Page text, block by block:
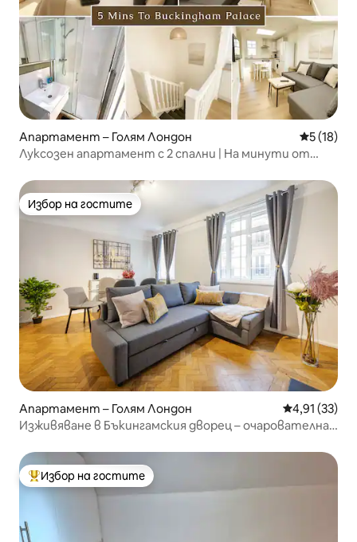
Апартамент – Голям Лондон Средна
5 (18)
Луксозен апартамент с 2 спални | На минути от
Избор на гостите
Избор на гостите
Апартамент – Голям Лондон Средна
4,91 (33)
Изживяване в Бъкингамския дворец – очарователна
Най-популярен избор на гостите
Избор на гостите